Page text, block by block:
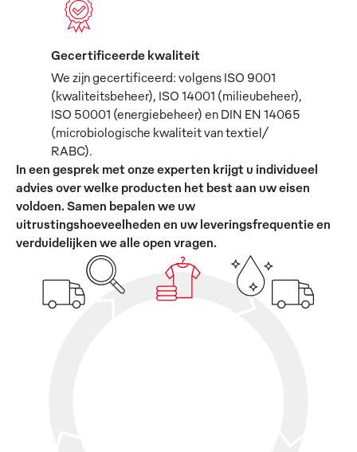
Gecertificeerde kwaliteit
We zijn gecertificeerd: volgens ISO 9001
(kwaliteitsbeheer), ISO 14001 (milieubeheer),
ISO 50001 (energiebeheer) en DIN EN 14065
(microbiologische kwaliteit van textiel/
RABC).
In een gesprek met onze experten krijgt u individueel
advies over welke producten het best aan uw eisen
voldoen. Samen bepalen we uw
uitrustingshoeveelheden en uw leveringsfrequentie en
verduidelijken we alle open vragen.